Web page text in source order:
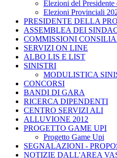
Elezioni del
Elezioni Provinciali
PRESIDENTE DELLA
ASSEMBLEA DEI
COMMISSIONI
SERVIZI ON LINE
ALBO LIS E LIST
SINISTRI
MODULISTICA
CONCORSI
BANDI DI GARA
RICERCA DIPENDENTI
CENTRO SERVIZI ALI
ALLUVIONE 2012
PROGETTO GAME UPI
Progetto Game Upi
SEGNALAZIONI -
NOTIZIE DALL'AREA